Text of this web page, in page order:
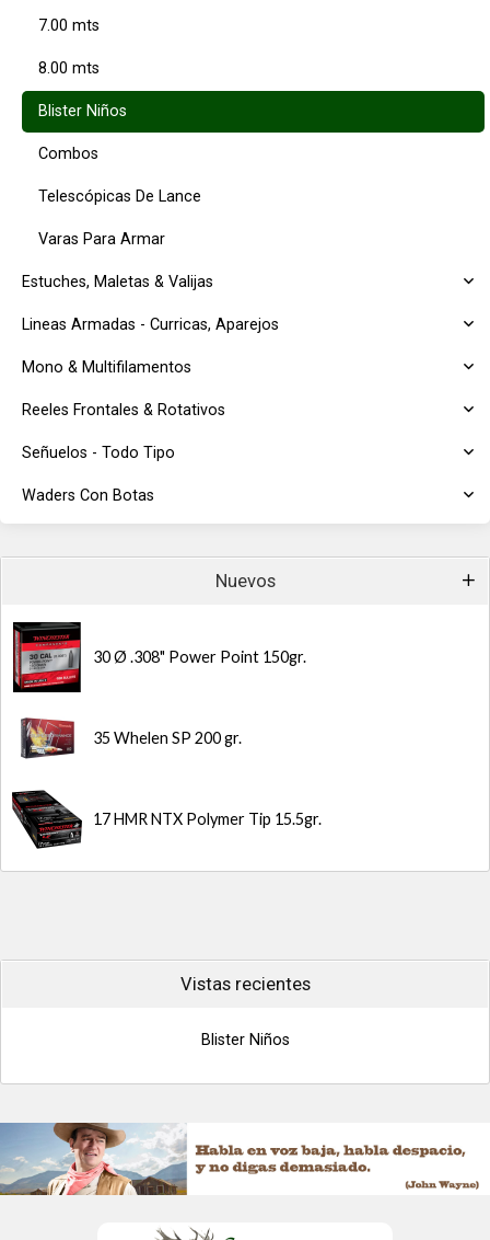
7.00 mts
8.00 mts
Blister Niños
Combos
Telescópicas De Lance
Varas Para Armar
Estuches, Maletas & Valijas
Lineas Armadas - Curricas, Aparejos
Mono & Multifilamentos
Reeles Frontales & Rotativos
Señuelos - Todo Tipo
Waders Con Botas
Nuevos
30 Ø .308" Power Point 150gr.
35 Whelen SP 200 gr.
17 HMR NTX Polymer Tip 15.5gr.
Vistas recientes
Blister Niños